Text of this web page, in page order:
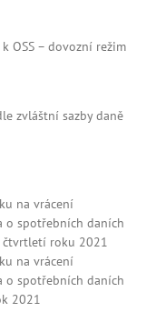
OSS – dovozní režim
zvláštní sazby daně
na vrácení
o spotřebních daních
čtvrtletí roku 2021
na vrácení
o spotřebních daních
2021